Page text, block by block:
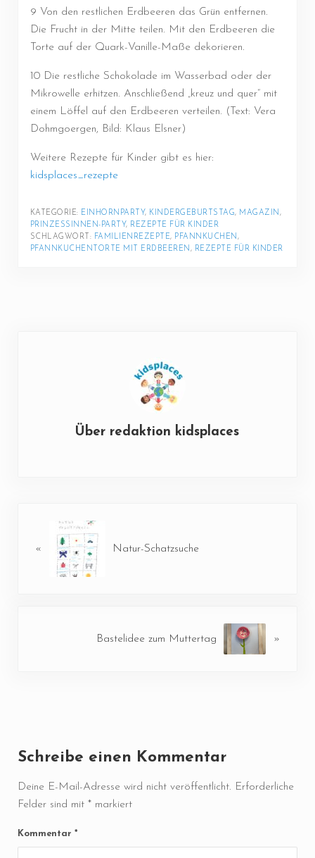
9 Von den restlichen Erdbeeren das Grün entfernen.
Die Frucht in der Mitte teilen. Mit den Erdbeeren die
Torte auf der Quark-Vanille-Maße dekorieren.
10 Die restliche Schokolade im Wasserbad oder der
Mikrowelle erhitzen. Anschließend „kreuz und quer“ mit
einem Löffel auf den Erdbeeren verteilen. (Text: Vera
Dohmgoergen, Bild: Klaus Elsner)
Weitere Rezepte für Kinder gibt es hier:
kidsplaces_rezepte
KATEGORIE: EINHORNPARTY, KINDERGEBURTSTAG, MAGAZIN
PRINZESSINNEN-PARTY, REZEPTE FÜR KINDER
SCHLAGWORT: FAMILIENREZEPTE, PFANNKUCHEN
PFANNKUCHENTORTE MIT ERDBEEREN, REZEPTE FÜR KINDER
Über redaktion kidsplaces
« Natur-Schatzsuche
Bastelidee zum Muttertag »
Schreibe einen Kommentar
Deine E-Mail-Adresse wird nicht veröffentlicht. Erforderliche
Felder sind mit *markiert
Kommentar *